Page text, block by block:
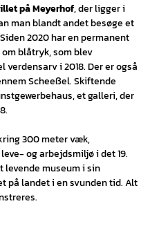
på Meyerhof, der ligger i
man blandt andet besøge et
2020 har en permanent
blåtryk, som blev
i 2018. Der er også
Scheeßel. Skiftende
et galleri, der
300 meter væk,
og arbejdsmiljø i det 19.
levende museum i sin
på landet i en svunden tid. Alt